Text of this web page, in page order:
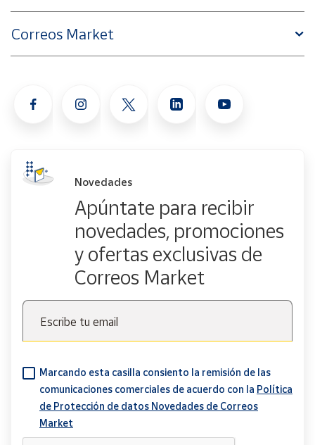
Correos Market
Novedades
Apúntate para recibir
novedades, promociones
y ofertas exclusivas de
Correos Market
Escribe tu email
Marcando esta casilla consiento la remisión de las
comunicaciones comerciales de acuerdo con la Política
de Protección de datos Novedades de Correos
Market